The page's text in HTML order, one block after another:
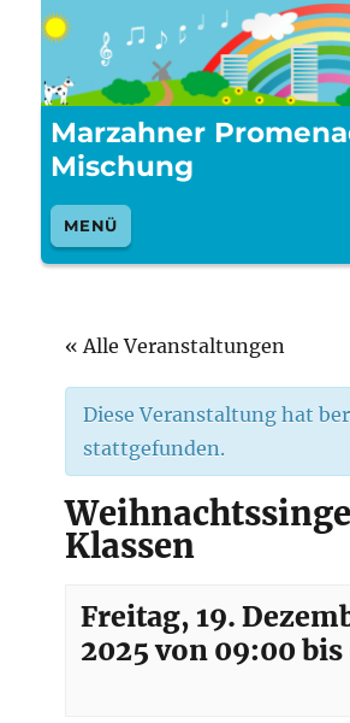
Marzahner
Mischung
MENÜ
« Alle Veranstaltungen
Diese Veranstaltung hat
stattgefunden.
Klassen
Freitag, 19.
2025 von 09:00 bis